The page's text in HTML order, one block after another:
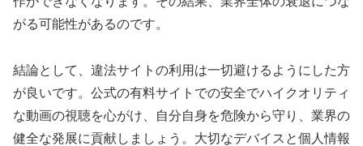
がる可能性があるのです。
結論として、違法サイトの利用は一切避けるようにした方
が良いです。公式の有料サイトでの安全でハイクオリティ
な動画の視聴を心がけ、自分自身を危険から守り、業界の
健全な発展に貢献しましょう。大切なデバイスと個人情報